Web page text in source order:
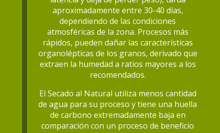
aproximadamente entre 30-40 días,
dependiendo de las condiciones
atmosféricas de la zona. Procesos más
rápidos, pueden dañar las características
organolépticas de los granos, derivado que
extraen la humedad a ratios mayores a los
recomendados.
El Secado al Natural utiliza menos cantidad
de agua para su proceso y tiene una huella
de carbono extremadamente baja en
comparación con un proceso de beneficio